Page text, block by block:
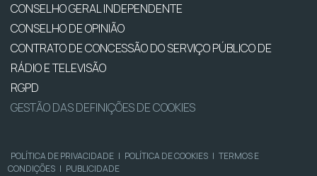
CONSELHO GERAL INDEPENDENTE
CONSELHO DE OPINIÃO
CONTRATO DE CONCESSÃO DO SERVIÇO PÚBLICO DE
RÁDIO E TELEVISÃO
RGPD
GESTÃO DAS DEFINIÇÕES DE COOKIES
POLÍTICA DE PRIVACIDADE | POLÍTICA DE COOKIES | TERMOS E
CONDIÇÕES | PUBLICIDADE